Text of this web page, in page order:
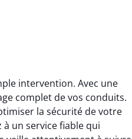
intervention. Avec une
complet de vos conduits.
la sécurité de votre
un service fiable qui